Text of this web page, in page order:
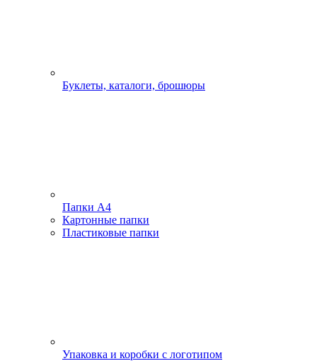
Буклеты, каталоги, брошюры
Папки А4
Картонные папки
Пластиковые папки
Упаковка и коробки с логотипом